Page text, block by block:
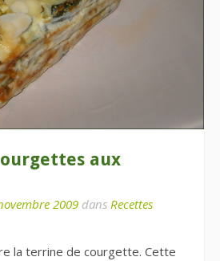
aux
2009 dans Recettes
la terrine de courgette. Cette